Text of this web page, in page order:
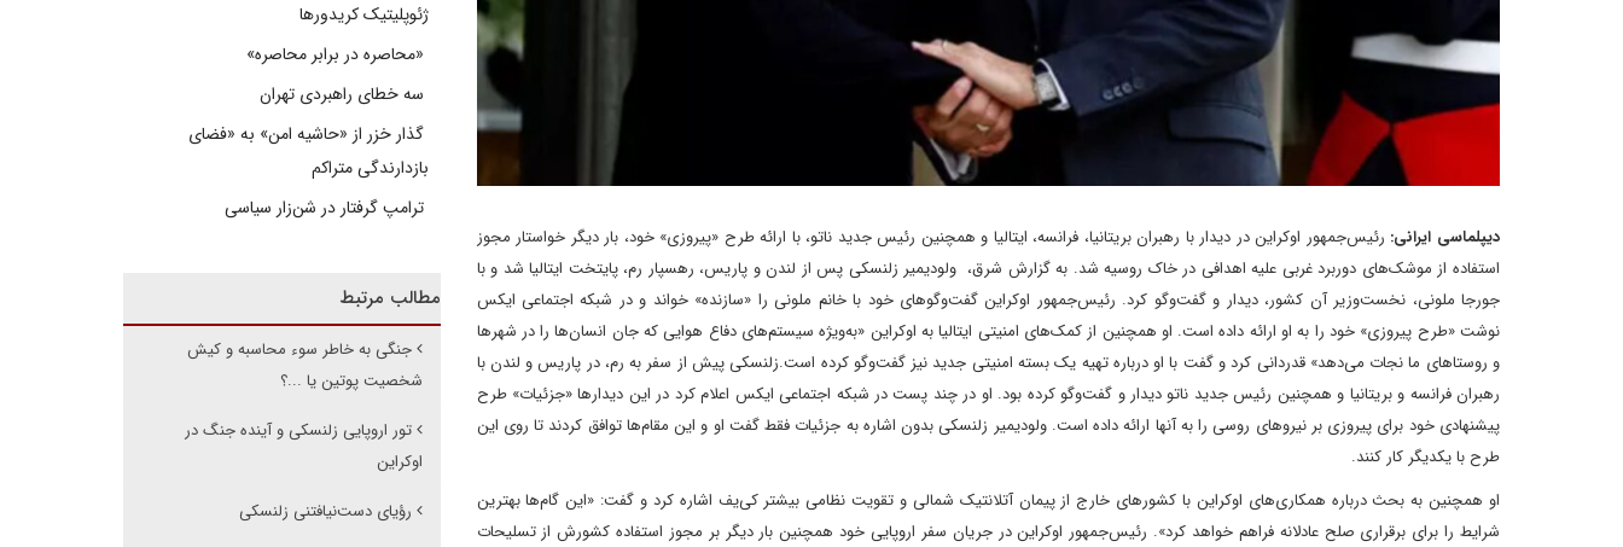
دیپلماسی ایرانی: رئیس‌جمهور اوکراین در دیدار با رهبران بریتانیا، فرانسه، ایتالیا و همچنین رئیس جدید ناتو، با ارائه طرح «پیروزی» خود، بار دیگر خواستار مجوز
استفاده از موشک‌های دوربرد غربی علیه اهدافی در خاک روسیه شد. به گزارش شرق، ولودیمیر زلنسکی پس از لندن و پاریس، رهسپار رم، پایتخت ایتالیا‌ شد و با
جورجا ملونی، نخست‌وزیر آن کشور، دیدار و گفت‌وگو کرد. رئیس‌جمهور اوکراین گفت‌وگوهای خود با خانم ملونی را «سازنده» خواند و در شبکه اجتماعی ایکس
نوشت «طرح پیروزی» خود را به او ارائه داده است. او همچنین از کمک‌های امنیتی ایتالیا به اوکراین «به‌ویژه سیستم‌های دفاع هوایی که جان انسان‌ها را در شهرها
و روستاهای ما نجات می‌دهد» قدردانی کرد و گفت با او درباره تهیه یک بسته امنیتی جدید نیز گفت‌وگو کرده است.زلنسکی پیش از سفر به رم، در پاریس و لندن با
رهبران فرانسه و بریتانیا و همچنین رئیس جدید ناتو دیدار و گفت‌وگو کرده بود. او در چند پست در شبکه اجتماعی ایکس اعلام کرد‌ در این دیدارها «جزئیات» طرح
پیشنهادی خود برای پیروزی بر نیروهای روسی را به آنها ارائه داده است. ولودیمیر زلنسکی بدون اشاره به جزئیات فقط گفت‌ او و این مقام‌ها توافق کردند تا روی این
طرح با یکدیگر کار کنند.
او همچنین به بحث درباره همکاری‌های اوکراین با کشورهای خارج از پیمان آتلانتیک شمالی و تقویت نظامی بیشتر کی‌یف اشاره کرد و گفت: «این گام‌ها بهترین
شرایط را برای برقراری صلح عادلانه فراهم خواهد کرد». رئیس‌جمهور اوکراین در جریان سفر اروپایی خود همچنین بار دیگر بر مجوز استفاده کشورش از تسلیحات
ژئوپلیتیک کریدورها
«محاصره در برابر محاصره»
سه خطای راهبردی تهران
گذار خزر از «حاشیه امن» به «فضای
بازدارندگی متراکم
ترامپ گرفتار در شن‌زار سیاسی
مطالب مرتبط
جنگی به خاطر سوء محاسبه و کیش
شخصیت پوتین یا ...؟
تور اروپایی زلنسکی و آینده جنگ در
اوکراین
رؤیای دست‌نیافتنی زلنسکی